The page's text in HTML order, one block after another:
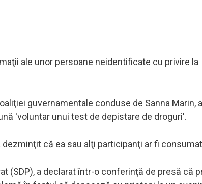
ale unor persoane neidentificate cu privire la
guvernamentale conduse de Sanna Marin,
'voluntar unui test de depistare de droguri'.
că ea sau alţi participanţi ar fi
(SDP), a declarat într-o conferinţă de presă că